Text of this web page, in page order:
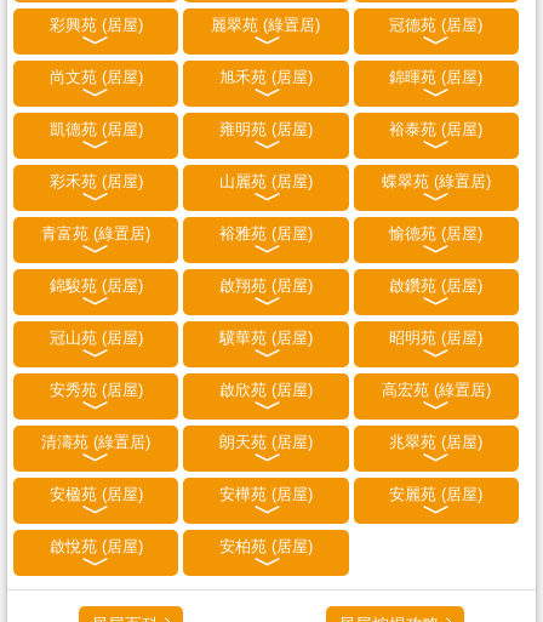
彩興苑 (居屋) 麗翠苑 (綠置居) 冠德苑 (居屋)
尚文苑 (居屋) 旭禾苑 (居屋) 錦暉苑 (居屋)
凱德苑 (居屋) 雍明苑 (居屋) 裕泰苑 (居屋)
彩禾苑 (居屋) 山麗苑 (居屋) 蝶翠苑 (綠置居)
青富苑 (綠置居) 裕雅苑 (居屋) 愉德苑 (居屋)
錦駿苑 (居屋) 啟翔苑 (居屋) 啟鑽苑 (居屋)
冠山苑 (居屋) 驥華苑 (居屋) 昭明苑 (居屋)
安秀苑 (居屋) 啟欣苑 (居屋) 高宏苑 (綠置居)
清濤苑 (綠置居) 朗天苑 (居屋) 兆翠苑 (居屋)
安楹苑 (居屋) 安樺苑 (居屋) 安麗苑 (居屋)
啟悅苑 (居屋) 安柏苑 (居屋)